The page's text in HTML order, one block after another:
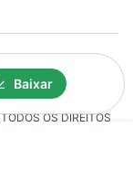
Baixar
TODOS OS DIREITOS